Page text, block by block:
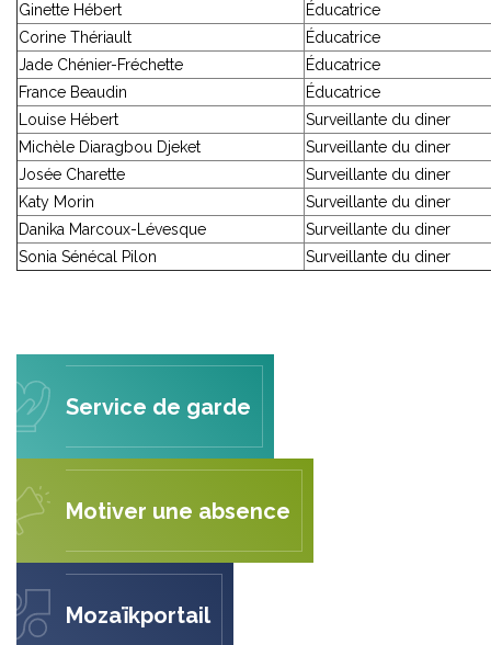
Ginette Hébert
Éducatrice
Corine Thériault
Éducatrice
Jade Chénier-Fréchette
Éducatrice
France Beaudin
Éducatrice
Louise Hébert
Surveillante du diner
Michèle Diaragbou Djeket
Surveillante du diner
Josée Charette
Surveillante du diner
Katy Morin
Surveillante du diner
Danika Marcoux-Lévesque
Surveillante du diner
Sonia Sénécal Pilon
Surveillante du diner
Service de garde
Motiver une absence
Mozaïkportail